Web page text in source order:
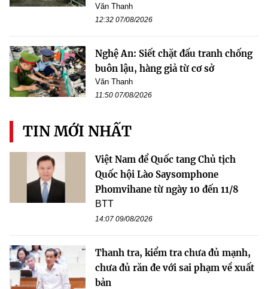
Văn Thanh
12:32 07/08/2026
Nghệ An: Siết chặt đấu tranh chống
buôn lậu, hàng giả từ cơ sở
Văn Thanh
11:50 07/08/2026
TIN MỚI NHẤT
Việt Nam để Quốc tang Chủ tịch
Quốc hội Lào Saysomphone
Phomvihane từ ngày 10 đến 11/8
BTT
14:07 09/08/2026
Thanh tra, kiểm tra chưa đủ mạnh,
chưa đủ răn đe với sai phạm về xuất
bản